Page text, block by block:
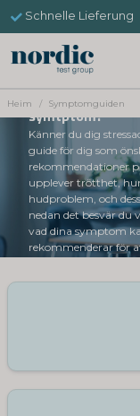
Schnelle Lieferung
Heim Symptomguiden
Symptomguiden
symtptom?
Känner du dig
guide för dig som
rekommendationer
upplever trötthet,
hudproblem, och
nedan det besvär
vad dina symptom
rekommenderar för